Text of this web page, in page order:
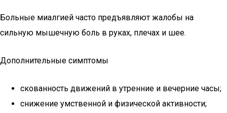
Больные миалгией часто предъявляют жалобы на
сильную мышечную боль в руках, плечах и шее.
Дополнительные симптомы
скованность движений в утренние и вечерние часы;
снижение умственной и физической активности;